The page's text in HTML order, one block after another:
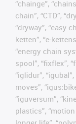
“chainge”,
chain”, “CTD”,
“dryway”, “easy
ketten”, “e-
“energy chain
spool”, “fixflex”,
“iglidur”,
moves”,
“iguversum”,
plastics”,